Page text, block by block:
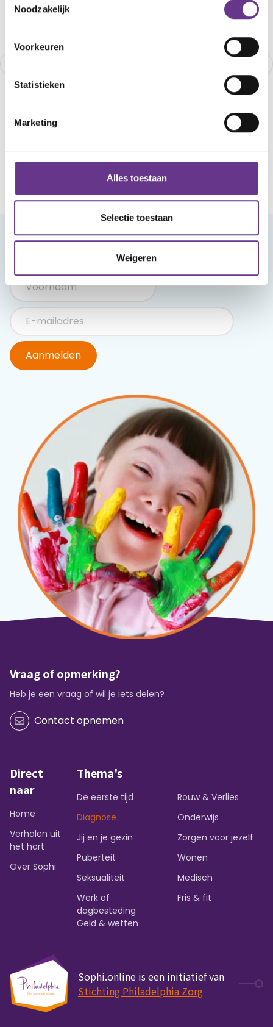
Noodzakelijk
Voorkeuren
Statistieken
Marketing
Alles toestaan
Selectie toestaan
Weigeren
STELLING
wordt over mensen met
STELLING
Meld je aan voor onze nieuwsbrief
Aanmelden
Vraag of opmerking?
Heb je een vraag of wil je iets delen?
Contact opnemen
Direct
naar
Home
Verhalen uit
het hart
Over Sophi
Thema's
De eerste tijd
Diagnose
Jij en je gezin
Puberteit
Seksualiteit
Werk of
dagbesteding
Rouw & Verlies
Onderwijs
Zorgen voor jezelf
Wonen
Medisch
Fris & fit
Geld & wetten
Sophi.online is een initiatief van
Stichting Philadelphia Zorg